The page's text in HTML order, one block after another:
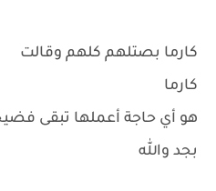
كارما بصتلهم كلهم وقالت
كارما
هو أي حاجة أعملها تبقى
بجد والله